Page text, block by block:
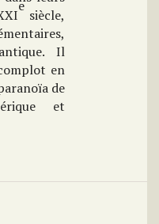
e
siècle,
Il
en
de
et